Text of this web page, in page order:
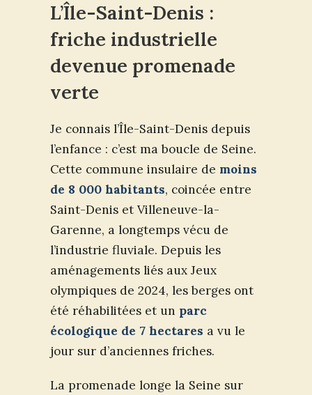
L’Île-Saint-Denis :
friche industrielle
devenue promenade
verte
Je connais l’Île-Saint-Denis depuis
l’enfance : c’est ma boucle de Seine.
Cette commune insulaire de moins
de 8 000 habitants, coincée entre
Saint-Denis et Villeneuve-la-
Garenne, a longtemps vécu de
l’industrie fluviale. Depuis les
aménagements liés aux Jeux
olympiques de 2024, les berges ont
été réhabilitées et un parc
écologique de 7 hectares a vu le
jour sur d’anciennes friches.
La promenade longe la Seine sur